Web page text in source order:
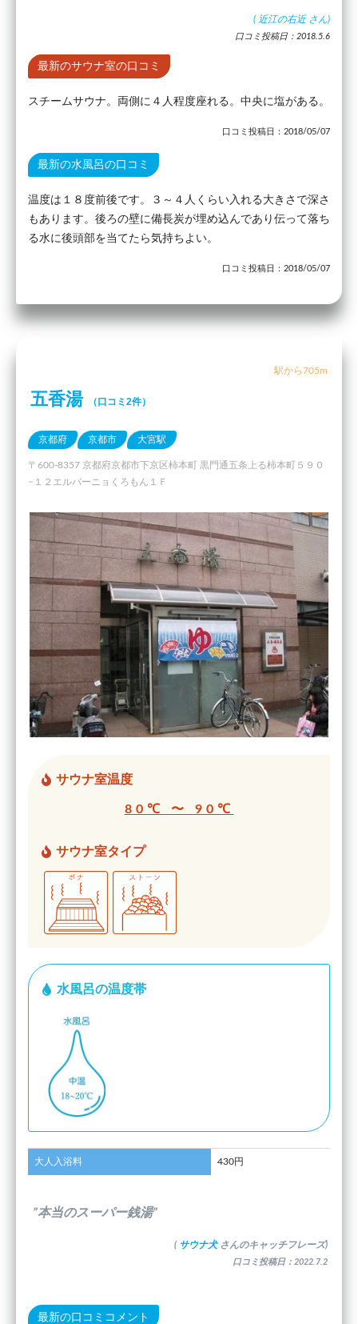
( 近江の右近 さん)
口コミ投稿日：2018.5.6
最新のサウナ室の口コミ
スチームサウナ。両側に４人程度座れる。中央に塩がある。
口コミ投稿日：2018/05/07
最新の水風呂の口コミ
温度は１８度前後です。３～４人くらい入れる大きさで深さ
もあります。後ろの壁に備長炭が埋め込んであり伝って落ち
る水に後頭部を当てたら気持ちよい。
口コミ投稿日：2018/05/07
駅から705m
五香湯 （口コミ2件）
京都府 京都市 大宮駅
〒600-8357 京都府京都市下京区柿本町 黒門通五条上る柿本町５９０
−１２エルバーニョくろもん１Ｆ
サウナ室温度
80℃ 〜 90℃
サウナ室タイプ
水風呂の温度帯
大人入浴料 430円
”本当のスーパー銭湯”
( サウナ犬 さんのキャッチフレーズ)
口コミ投稿日：2022.7.2
最新の口コミコメント